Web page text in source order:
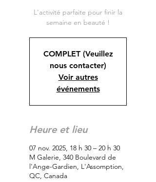
L'activité parfaite pour finir la
semaine en beauté !
COMPLET (Veuillez
nous contacter)
Voir autres
événements
Heure et lieu
07 nov. 2025, 18 h 30 – 20 h 30
M Galerie, 340 Boulevard de
l'Ange-Gardien, L'Assomption,
QC, Canada